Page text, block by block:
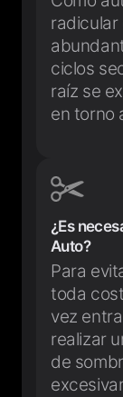
radicular
ciclos
raíz se
en torno
¿Es
Auto?
Para
toda
vez
realizar
de